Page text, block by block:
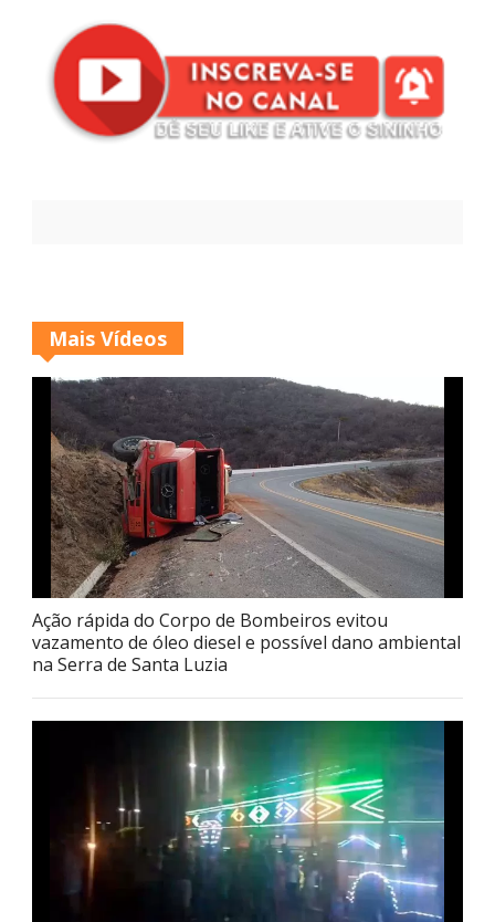
Mais Vídeos
Ação rápida do Corpo de Bombeiros evitou
vazamento de óleo diesel e possível dano ambiental
na Serra de Santa Luzia